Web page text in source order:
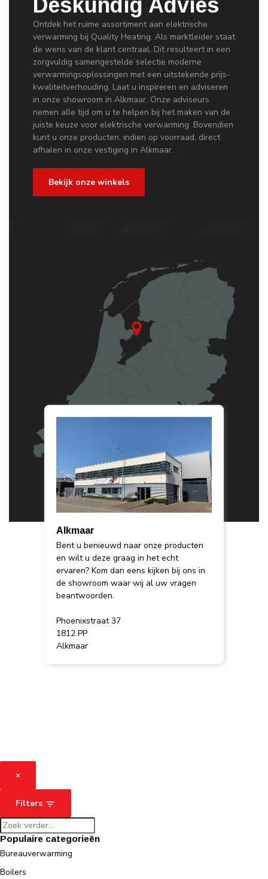
Deskundig Advies
Ontdek het ruime assortiment aan elektrische
verwarming bij Quality Heating. Als marktleider staat
de wens van de klant centraal. Dit resulteert in een
zorgvuldig samengestelde selectie moderne
verwarmingsoplossingen met een uitstekende prijs-
kwaliteitverhouding. Laat u inspireren en adviseren
in onze showroom in Alkmaar. Onze adviseurs
nemen alle tijd om u te helpen bij het maken van de
juiste keuze voor elektrische verwarming. Bovendien
kunt u onze producten, indien op voorraad, direct
afhalen in onze vestiging in Alkmaar.
Bekijk onze winkels
Alkmaar
Bent u benieuwd naar onze producten
en wilt u deze graag in het echt
ervaren? Kom dan eens kijken bij ons in
de showroom waar wij al uw vragen
beantwoorden.
Phoenixstraat 37
1812 PP
Alkmaar
×
Filters
Populaire categorieën
Bureauverwarming
Boilers